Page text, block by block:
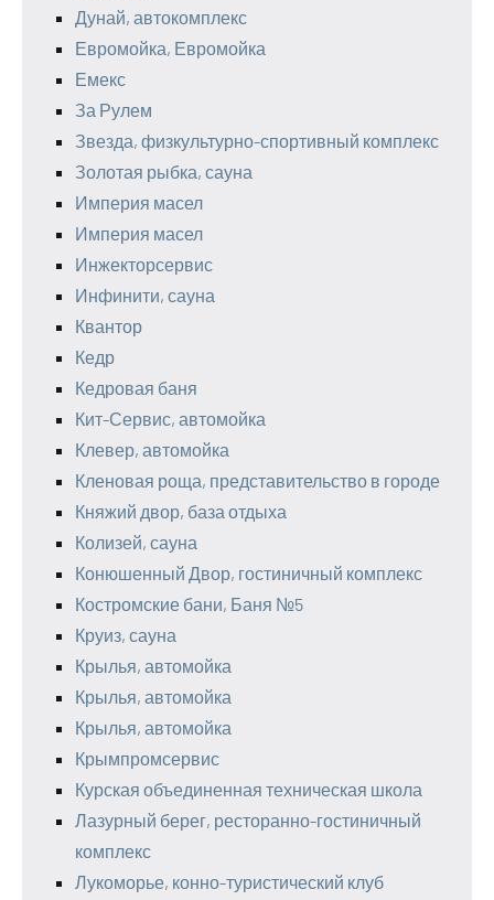
Дунай, автокомплекс
Евромойка, Евромойка
Емекс
За Рулем
Звезда, физкультурно-спортивный комплекс
Золотая рыбка, сауна
Империя масел
Империя масел
Инжекторсервис
Инфинити, сауна
Квантор
Кедр
Кедровая баня
Кит-Сервис, автомойка
Клевер, автомойка
Кленовая роща, представительство в городе
Княжий двор, база отдыха
Колизей, сауна
Конюшенный Двор, гостиничный комплекс
Костромские бани, Баня №5
Круиз, сауна
Крылья, автомойка
Крылья, автомойка
Крылья, автомойка
Крымпромсервис
Курская объединенная техническая школа
Лазурный берег, ресторанно-гостиничный
комплекс
Лукоморье, конно-туристический клуб